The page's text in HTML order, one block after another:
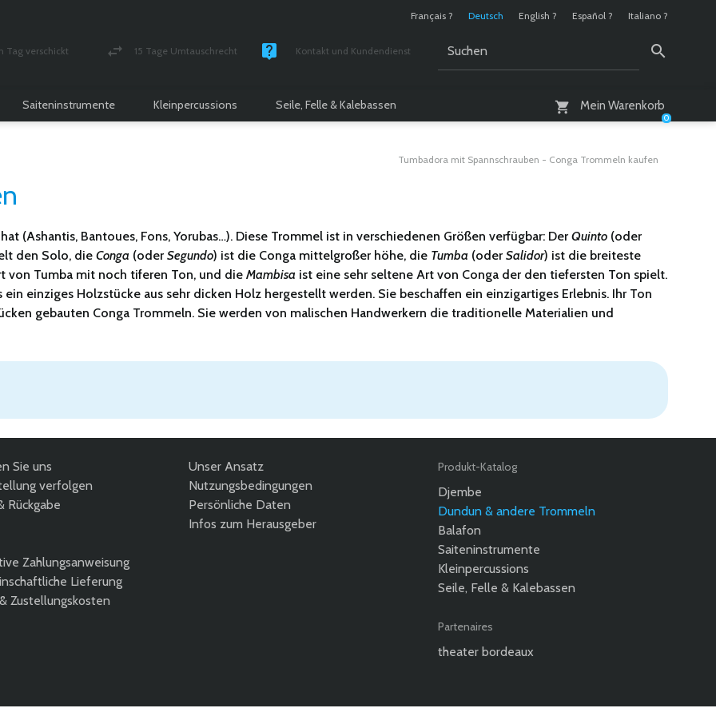
Français ? Deutsch English ? Español ? Italiano ?
Tag verschickt 15 Tage Umtauschrecht Kontakt und Kundendienst
Mein Warenkorb
0
Saiteninstrumente Kleinpercussions Seile, Felle & Kalebassen
Tumbadora mit Spannschrauben - Conga Trommeln kaufen
(Ashantis, Bantoues, Fons, Yorubas…). Diese Trommel ist in verschiedenen Größen verfügbar: Der Quinto (oder
den Solo, die Conga (oder Segundo) ist die Conga mittelgroßer höhe, die Tumba (oder Salidor) ist die breiteste
von Tumba mit noch tiferen Ton, und die Mambisa ist eine sehr seltene Art von Conga der den tiefersten Ton spielt.
einziges Holzstücke aus sehr dicken Holz hergestellt werden. Sie beschaffen ein einzigartiges Erlebnis. Ihr Ton
gebauten Conga Trommeln. Sie werden von malischen Handwerkern die traditionelle Materialien und
Sie uns
verfolgen
Rückgabe
Zahlungsanweisung
Lieferung
Zustellungskosten
Unser Ansatz
Nutzungsbedingungen
Persönliche Daten
Infos zum Herausgeber
Produkt-Katalog
Djembe
Dundun & andere Trommeln
Balafon
Saiteninstrumente
Kleinpercussions
Seile, Felle & Kalebassen
Partenaires
theater bordeaux